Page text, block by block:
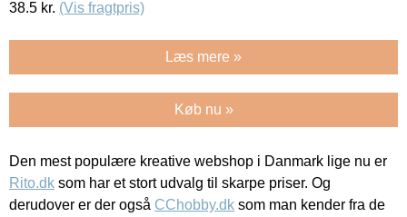
38.5 kr. (Vis fragtpris)
Læs mere »
Køb nu »
Den mest populære kreative webshop i Danmark lige nu er
Rito.dk som har et stort udvalg til skarpe priser. Og
derudover er der også CChobby.dk som man kender fra de